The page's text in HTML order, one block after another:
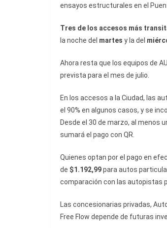
ensayos estructurales en el
Tres de los accesos más
la noche del martes y la del
Ahora resta que los equipos de
prevista para el mes de julio.
En los accesos a la Ciudad, las
el 90% en algunos casos, y se
Desde el 30 de marzo, al menos
sumará el pago con QR.
Quienes optan por el pago en
de $1.192,99para autos
comparación con las autopistas
Las concesionarias privadas,
Free Flow depende de futuras